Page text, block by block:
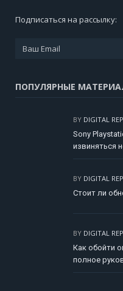
Подписаться на рассылку:
ПОПУЛЯРНЫЕ
BY DIGITAL
Sony
извиняться
BY DIGITAL
Стоит ли
BY DIGITAL
Как обойти
полное